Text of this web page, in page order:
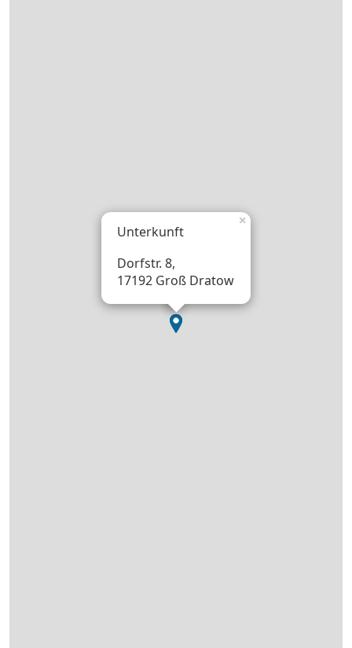
Unterkunft
Dorfstr. 8,
17192 Groß Dratow
×